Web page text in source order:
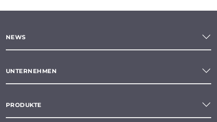
NEWS
UNTERNEHMEN
PRODUKTE